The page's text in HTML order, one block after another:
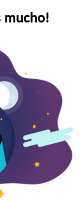
mucho!